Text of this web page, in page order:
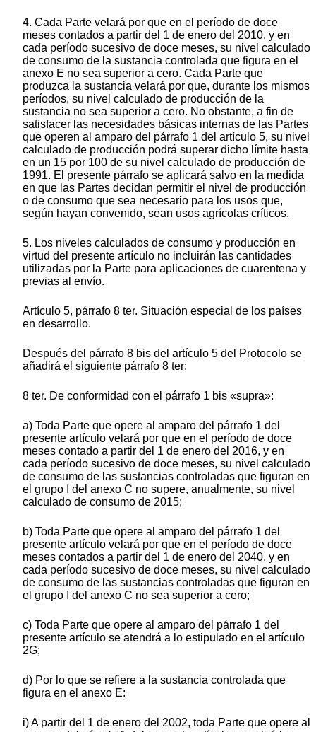
4. Cada Parte velará por que en el período de doce
meses contados a partir del 1 de enero del 2010, y en
cada período sucesivo de doce meses, su nivel calculado
de consumo de la sustancia controlada que figura en el
anexo E no sea superior a cero. Cada Parte que
produzca la sustancia velará por que, durante los mismos
períodos, su nivel calculado de producción de la
sustancia no sea superior a cero. No obstante, a fin de
satisfacer las necesidades básicas internas de las Partes
que operen al amparo del párrafo 1 del artículo 5, su nivel
calculado de producción podrá superar dicho límite hasta
en un 15 por 100 de su nivel calculado de producción de
1991. El presente párrafo se aplicará salvo en la medida
en que las Partes decidan permitir el nivel de producción
o de consumo que sea necesario para los usos que,
según hayan convenido, sean usos agrícolas críticos.
5. Los niveles calculados de consumo y producción en
virtud del presente artículo no incluirán las cantidades
utilizadas por la Parte para aplicaciones de cuarentena y
previas al envío.
Artículo 5, párrafo 8 ter. Situación especial de los países
en desarrollo.
Después del párrafo 8 bis del artículo 5 del Protocolo se
añadirá el siguiente párrafo 8 ter:
8 ter. De conformidad con el párrafo 1 bis «supra»:
a) Toda Parte que opere al amparo del párrafo 1 del
presente artículo velará por que en el período de doce
meses contado a partir del 1 de enero del 2016, y en
cada período sucesivo de doce meses, su nivel calculado
de consumo de las sustancias controladas que figuran en
el grupo I del anexo C no supere, anualmente, su nivel
calculado de consumo de 2015;
b) Toda Parte que opere al amparo del párrafo 1 del
presente artículo velará por que en el período de doce
meses contados a partir del 1 de enero del 2040, y en
cada período sucesivo de doce meses, su nivel calculado
de consumo de las sustancias controladas que figuran en
el grupo I del anexo C no sea superior a cero;
c) Toda Parte que opere al amparo del párrafo 1 del
presente artículo se atendrá a lo estipulado en el artículo
2G;
d) Por lo que se refiere a la sustancia controlada que
figura en el anexo E:
i) A partir del 1 de enero del 2002, toda Parte que opere al